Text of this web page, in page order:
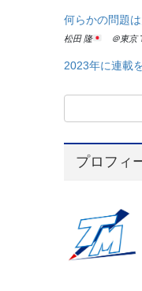
何らかの問題
松田 隆 ＠東京
2023年に連載
プロフィ